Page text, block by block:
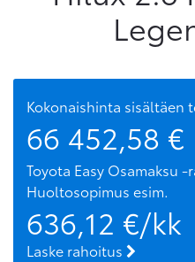
Kokonaishinta sisältäen
66 452,58 €
Toyota Easy Osamaksu
Huoltosopimus esim.
636,12 €/kk
Laske rahoitus